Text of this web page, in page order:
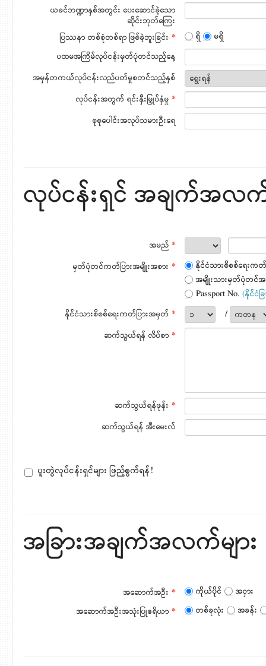
ယခင်ဘဏ္ဍာနှစ်အတွင်း ပေးဆောင်ခဲ့သော
ဆိုင်းဘုတ်ကြေး
ပြဿနာ တစ်စုံတစ်ရာ ဖြစ်ခဲ့ဘူးခြင်း * ရှိ
မရှိ
ပထမအကြိမ်လုပ်ငန်းမှတ်ပုံတင်သည့်နေ့
အမှန်တကယ်လုပ်ငန်းလည်ပတ်မှုစတင်သည့်နှစ်
လုပ်ငန်းအတွက် ရင်းနှီးမြှုပ်နှံမှု *
စုစုပေါင်းအလုပ်သမားဦးရေ
လုပ်ငန်းရှင် အချက်အလ
အမည် *
မှတ်ပုံတင်ကတ်ပြားအမျိုးအစား *
နိုင်ငံသားစိစစ်ရေးက
အမျိုးသားမှတ်ပုံတင်
Passport No. (နိုင်ငံခ
နိုင်ငံသားစိစစ်ရေးကတ်ပြားအမှတ် *
/
ဆက်သွယ်ရန် လိပ်စာ *
ဆက်သွယ်ရန်ဖုန်း *
ဆက်သွယ်ရန် အီးမေးလ်
ပူးတွဲလုပ်ငန်းရှင်များ ဖြည့်စွက်ရန်!
အခြားအချက်အလက်များ
အဆောက်အဦး * ကိုယ်ပိုင်
အငှား
အဆောက်အဦးအသုံးပြုဧရိယာ * တစ်ခုလုံး အခန်း